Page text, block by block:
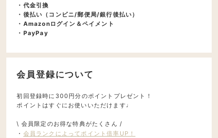
・代金引換
・後払い（コンビニ/郵便局/銀行後払い）
・Amazonログイン＆ペイメント
・PayPay
会員登録について
初回登録時に300円分のポイントプレゼント！
ポイントはすぐにお使いいただけます♩
\ 会員限定のお得な特典がたくさん /
・ 会員ランクによってポイント倍率UP！